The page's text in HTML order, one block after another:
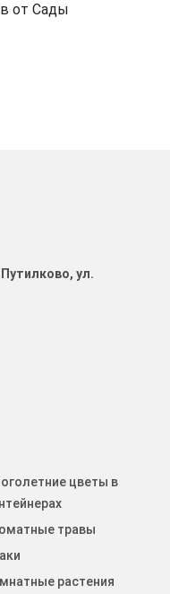
от Сады
ул.
цветы в
травы
растения